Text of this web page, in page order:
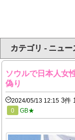
カテゴリ - ニュー
ソウルで日本人女
偽り
2024/05/13 12:15 3件
0 GB★